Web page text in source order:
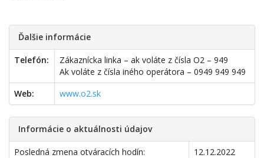
Ďalšie informácie
Telefón:
Zákaznícka linka – ak voláte z čísla O2 – 949
Ak voláte z čísla iného operátora – 0949 949 949
Web:
www.o2.sk
Informácie o aktuálnosti údajov
Posledná zmena otváracích hodín:
12.12.2022